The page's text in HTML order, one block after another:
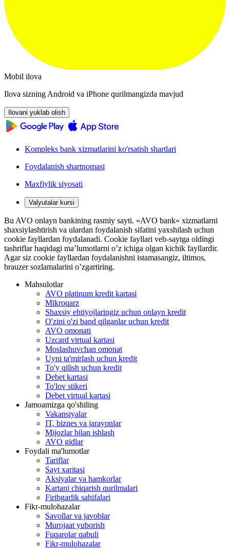
Mobil ilova
Ilova sizning Android va iPhone qurilmangizda mavjud
Ilovani yuklab olish
Kompleks bank xizmatlarini ko'rsatish shartlari
Foydalanish shartnomasi
Maxfiylik siyosati
Valyutalar kursi
Bu AVO onlayn bankining rasmiy sayti. «AVO bank» xizmatlarni
shaxsiylashtirish va ulardan foydalanish sifatini yaxshilash uchun
cookie fayllardan foydalanadi. Cookie fayllari veb-saytga oldingi
tashriflar haqidagi ma’lumotlarni o’z ichiga olgan kichik fayllardir.
Agar siz cookie fayllardan foydalanishni istamasangiz, iltimos,
brauzer sozlamalarini o’zgartiring.
Mahsulotlar
AVO platinum kredit kartasi
Mikroqarz
Shaxsiy ehtiyojlaringiz uchun onlayn kredit
O'zini o'zi band qilganlar uchun kredit
AVO omonati
Uzcard virtual kartasi
Moslashuvchan omonat
Uyni ta'mirlash uchun kredit
To'y qilish uchun kredit
Debet kartasi
To'lov stikeri
Debet virtual kartasi
Jamoamizga qo'shiling
Vakansiyalar
IT, biznes va jarayonlar
Mijozlar bilan ishlash
AVO gidlar
Foydali ma'lumotlar
Tariflar
Sayt xaritasi
Aksiyalar va hamkorlar
Kartani chiqarish qurilmalari
Firibgarlik sahifalari
Fikr-mulohazalar
Savollar va javoblar
Murojaat yuborish
Fuqarolar qabuli
Fikr-mulohazalar